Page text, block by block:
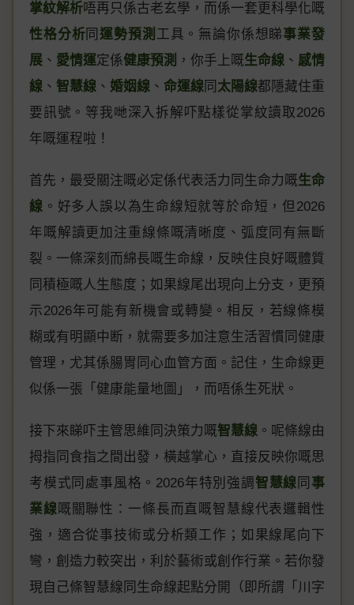
掌紋解析唔再只係古老玄學，而係一套更科學化嘅
性格分析 同 運勢預測 工具。無論你係想睇事業發
展 、 愛情運定係健康預測 ，你手上嘅生命線 、 感情
線 、 智慧線 、 婚姻線 、 命運線 同 太陽線都隱藏住重
要訊號。等我哋深入拆解吓點樣從掌紋讀取2026
年嘅運程啦！
首先，最受關注嘅必定係代表活力同生命力嘅生命
線 。好多人誤以為生命線短就等於命短，但2026
年嘅解讀更加注重線條嘅清晰度、弧度同有無斷
裂。一條深刻而綿長嘅生命線，反映住良好嘅體質
同積極嘅人生態度；如果線尾出現向上分支，更預
示2026年可能有新機會或轉變。相反，若線條模
糊或有明顯中断，就需要多加注意生活習慣同健康
管理，尤其係腸胃同心血管方面。記住，生命線更
似係一張「健康能量地圖」，而唔係生死狀。
接下來睇吓主管思維同決策力嘅智慧線 。呢條線由
拇指同食指之間出發，橫越掌心，直接反映你嘅思
考模式同處事風格。2026年特別強調 智慧線 同 事
業線嘅關聯性：一條長而直嘅智慧線代表邏輯性
強，適合從事技術或分析類工作；如果線尾向下
彎，創造力較突出，利於藝術或創作行業。若你發
現自己條智慧線同生命線起點分開（即所謂「川字